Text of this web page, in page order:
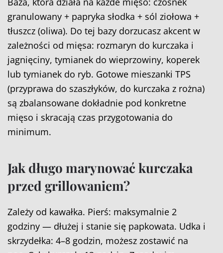
granulowany + papryka słodka + sól ziołowa +
tłuszcz (oliwa). Do tej bazy dorzucasz akcent w
zależności od mięsa: rozmaryn do kurczaka i
jagnięciny, tymianek do wieprzowiny, koperek
lub tymianek do ryb. Gotowe mieszanki TPS
(przyprawa do szaszłyków, do kurczaka z rożna)
są zbalansowane dokładnie pod konkretne
mięso i skracają czas przygotowania do
minimum.
Jak długo marynować kurczaka
przed grillowaniem?
Zależy od kawałka. Pierś: maksymalnie 2
godziny — dłużej i stanie się papkowata. Udka i
skrzydełka: 4–8 godzin, możesz zostawić na